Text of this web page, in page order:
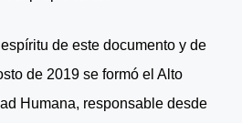
de este documento y de
de 2019 se formó el Alto
Humana, responsable desde